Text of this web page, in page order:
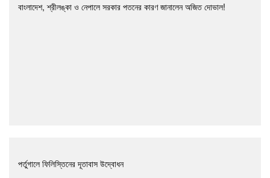
বাংলাদেশ, শ্রীলঙ্কা ও নেপালে সরকার পতনের কারণ জানালেন অজিত দোভাল!
পর্তুগালে ফিলিস্তিনের দূতাবাস উদ্বোধন